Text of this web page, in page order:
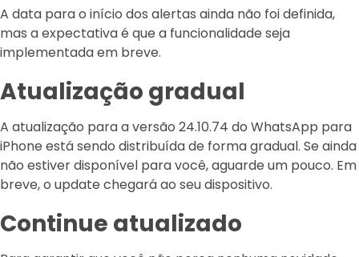
A data para o início dos alertas ainda não foi definida,
mas a expectativa é que a funcionalidade seja
implementada em breve.
Atualização gradual
A atualização para a versão 24.10.74 do WhatsApp para
iPhone está sendo distribuída de forma gradual. Se ainda
não estiver disponível para você, aguarde um pouco. Em
breve, o update chegará ao seu dispositivo.
Continue atualizado